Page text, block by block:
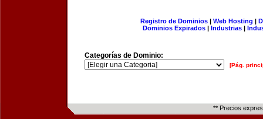
Registro de Dominios| Web Hosting |
Dominios Expirados | Industrias |
Categorías de Dominio:
[Pág.
** Precios